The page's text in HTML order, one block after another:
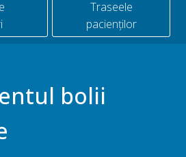
Traseele
pacienților
bolii